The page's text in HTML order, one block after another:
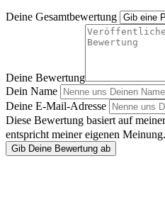
Deine Gesamtbewertung
Deine Bewertung
Dein Name
Deine E-Mail-Adresse
Diese Bewertung basiert auf
entspricht meiner eigenen Meinung.
Gib Deine Bewertung ab